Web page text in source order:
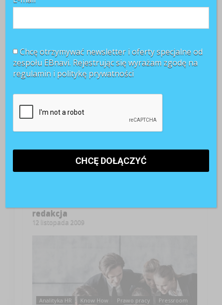
W biznesie, dążenie do osiągania lepszej pozycji na
rynku od konkurentów, nazywamy budowaniem
pracochłonny proces, jednak każdy odpowiedzialny
przedsiębiorca powinien zaprzyjaźnić się ze
świadomością, iż w trakcie prowadzenia działalności ...
CZYTAJ WIĘCEJ +
redakcja
12 listopada 2009
Analityka HR Know How Prawo pracy
Pressroom
Chcę otrzymywać newsletter i oferty specjalne od
zespołu EBnavi. Rejestrując się wyrażam zgodę na
regulamin i politykę prywatności